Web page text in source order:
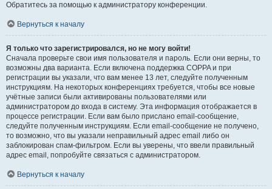
Обратитесь за помощью к администратору конференции.
Вернуться к началу
Я только что зарегистрировался, но не могу войти!
Сначала проверьте свои имя пользователя и пароль. Если они верны, то
возможны два варианта. Если включена поддержка COPPA и при
регистрации вы указали, что вам менее 13 лет, следуйте полученным
инструкциям. На некоторых конференциях требуется, чтобы все новые
учётные записи были активированы пользователями или
администратором до входа в систему. Эта информация отображается в
процессе регистрации. Если вам было прислано email-сообщение,
следуйте полученным инструкциям. Если email-сообщение не получено,
то возможно, что вы указали неправильный адрес email либо он
заблокирован спам-фильтром. Если вы уверены, что ввели правильный
адрес email, попробуйте связаться с администратором.
Вернуться к началу